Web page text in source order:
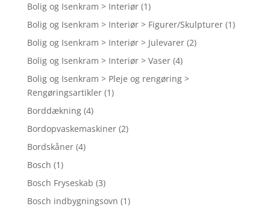
Bolig og Isenkram > Interiør (1)
Bolig og Isenkram > Interiør > Figurer/Skulpturer (1)
Bolig og Isenkram > Interiør > Julevarer (2)
Bolig og Isenkram > Interiør > Vaser (4)
Bolig og Isenkram > Pleje og rengøring >
Rengøringsartikler (1)
Borddækning (4)
Bordopvaskemaskiner (2)
Bordskåner (4)
Bosch (1)
Bosch Fryseskab (3)
Bosch indbygningsovn (1)